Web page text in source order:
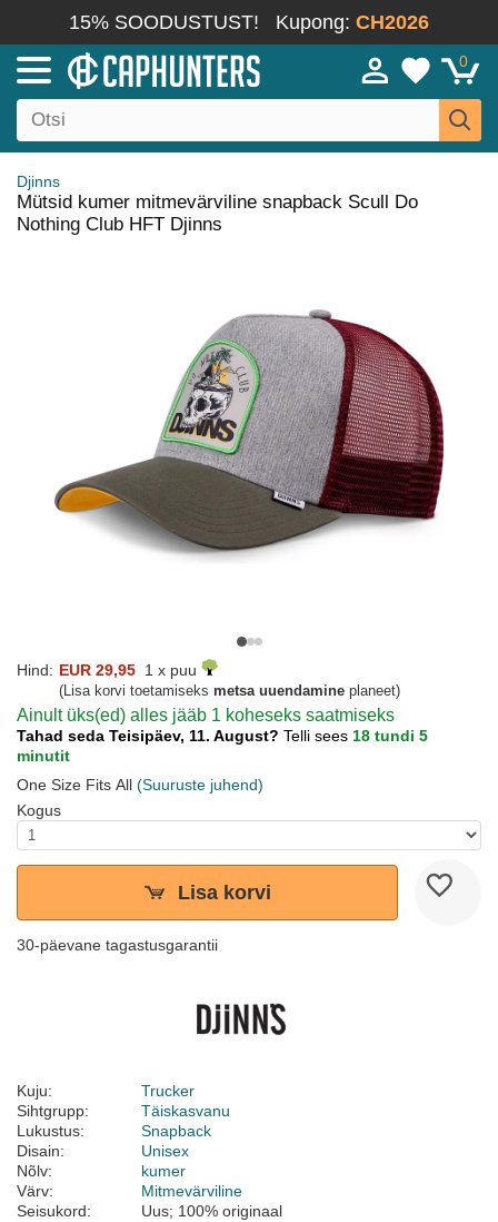
15% SOODUSTUST! Kupong: CH2026
0
Djinns
Mütsid kumer mitmevärviline snapback Scull Do
Nothing Club HFT Djinns
Hind: EUR 29,95 1 x puu
(Lisa korvi toetamiseks metsa uuendamine planeet)
Ainult üks(ed) alles jääb 1 koheseks saatmiseks
Tahad seda Teisipäev, 11. August? Telli sees 18 tundi 5
minutit
One Size Fits All (Suuruste juhend)
Kogus
Lisa korvi
30-päevane tagastusgarantii
Kuju:
Trucker
Sihtgrupp:
Täiskasvanu
Lukustus:
Snapback
Disain:
Unisex
Nõlv:
kumer
Värv:
Mitmevärviline
Seisukord:
Uus; 100% originaal